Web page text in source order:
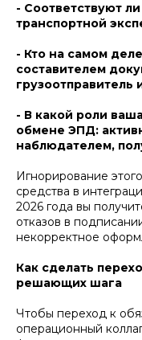
- Соответствуют
транспортной
- Кто на самом
составителем
грузоотправитель
- В какой роли
обмене ЭПД:
наблюдателем,
Игнорирование
средства в
2026 года вы
отказов в
некорректное
Как сделать
решающих шага
Чтобы переход к
операционный